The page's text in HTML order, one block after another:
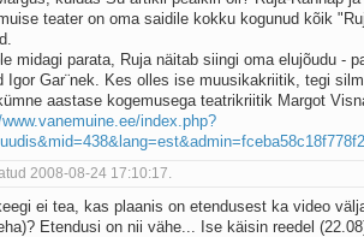
teater on oma saidile kokku kogunud kõik
midagi parata, Ruja näitab siingi oma elujõudu -
Igor Gar¨nek. Kes olles ise muusikakriitik, tegi
aastase kogemusega teatrikriitik Margot
index.php?
2008-08-24 17:10:17.
ei tea, kas plaanis on etendusest ka video
Etendusi on nii vähe... Ise käisin reedel